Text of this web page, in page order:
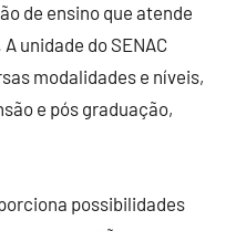
de ensino que atende
unidade do SENAC
modalidades e níveis,
e pós graduação,
possibilidades